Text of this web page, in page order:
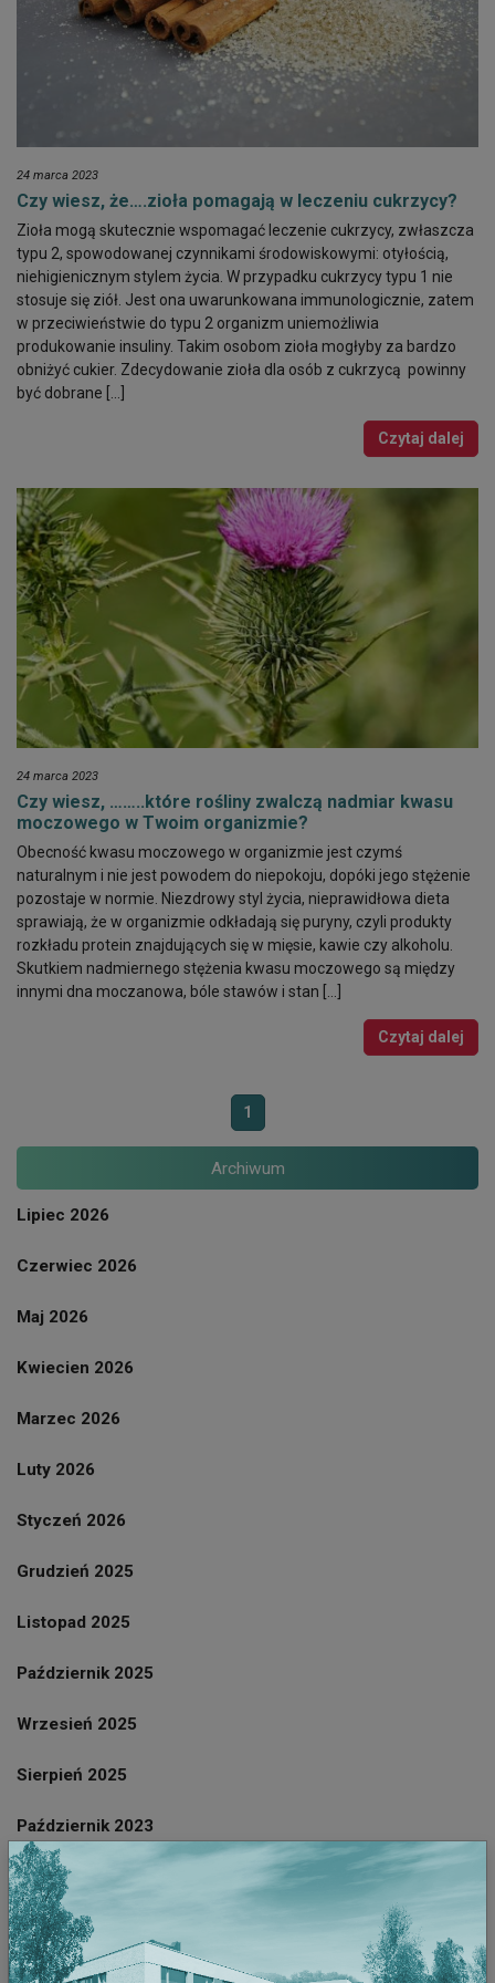
24 marca 2023
Czy wiesz, że….zioła pomagają w leczeniu cukrzycy?
Zioła mogą skutecznie wspomagać leczenie cukrzycy, zwłaszcza
typu 2, spowodowanej czynnikami środowiskowymi: otyłością,
niehigienicznym stylem życia. W przypadku cukrzycy typu 1 nie
stosuje się ziół. Jest ona uwarunkowana immunologicznie, zatem
w przeciwieństwie do typu 2 organizm uniemożliwia
produkowanie insuliny. Takim osobom zioła mogłyby za bardzo
obniżyć cukier. Zdecydowanie zioła dla osób z cukrzycą powinny
być dobrane […]
Czytaj dalej
24 marca 2023
Czy wiesz, ……..które rośliny zwalczą nadmiar kwasu
moczowego w Twoim organizmie?
Obecność kwasu moczowego w organizmie jest czymś
naturalnym i nie jest powodem do niepokoju, dopóki jego stężenie
pozostaje w normie. Niezdrowy styl życia, nieprawidłowa dieta
sprawiają, że w organizmie odkładają się puryny, czyli produkty
rozkładu protein znajdujących się w mięsie, kawie czy alkoholu.
Skutkiem nadmiernego stężenia kwasu moczowego są między
innymi dna moczanowa, bóle stawów i stan […]
Czytaj dalej
1
Archiwum
Lipiec 2026
Czerwiec 2026
Maj 2026
Kwiecien 2026
Marzec 2026
Luty 2026
Styczeń 2026
Grudzień 2025
Listopad 2025
Październik 2025
Wrzesień 2025
Sierpień 2025
Październik 2023
Wrzesień 2023
Sierpień 2023
Lipiec 2023